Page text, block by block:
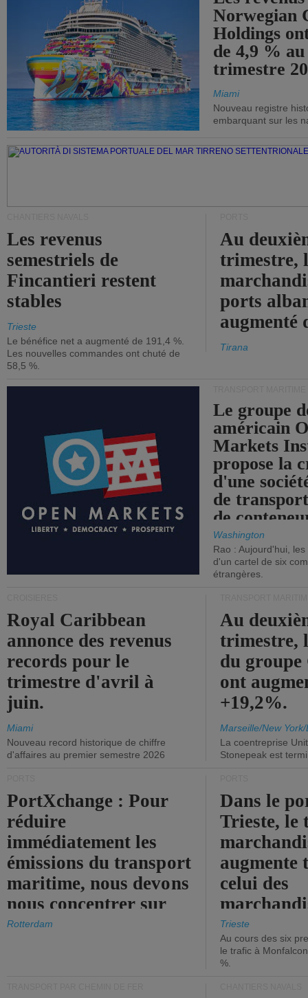
Norwegian
Holdings
de 4,9 %
trimestre
Miami
Nouveau registre
embarquant sur les
Les revenus
semestriels de
Fincantieri restent
stables
Trieste
Le bénéfice net a augmenté de 191,4 %.
Les nouvelles commandes ont chuté de
58,5 %.
Au
trimestre,
ports
augmenté
Tirana
Le groupe
américain
Markets
propose la
d'une
de
de
Washington
Rao : Aujourd'hui,
d'un cartel de six
étrangères.
Royal Caribbean
annonce des revenus
records pour le
trimestre d'avril à
juin.
Miami
Nouveau record historique de chiffre
d'affaires au premier semestre 2026
Au
trimestre,
du
ont
+19,2%.
Marseille/New
La coentreprise
Stonepeak est
PortXchange : Pour
réduire
immédiatement les
émissions du transport
maritime, nous devons
nous concentrer sur
les ports.
Rotterdam
Dans le
Trieste, le
augmente
celui des
diminue.
Trieste
Au cours des six
le trafic à
%.